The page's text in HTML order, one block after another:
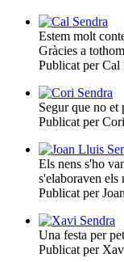
Estem molt
Gràcies a
Publicat per Cal
Segur que no et
Publicat per
Els nens s'ho
s'elaboraven els
Publicat per
Una festa per
Publicat per